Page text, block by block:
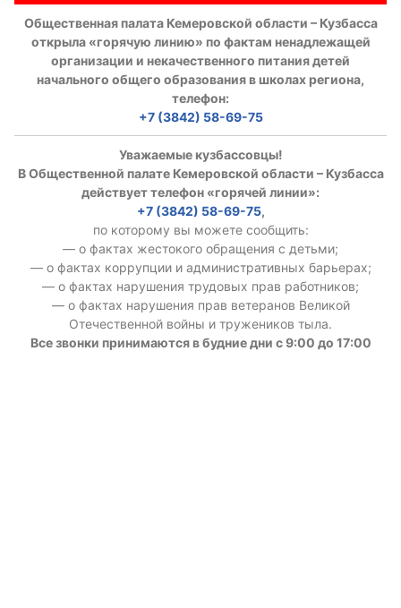
Общественная палата Кемеровской области – Кузбасса
открыла «горячую линию» по фактам ненадлежащей
организации и некачественного питания детей
начального общего образования в школах региона,
телефон:
+7 (3842) 58-69-75
Уважаемые кузбассовцы!
В Общественной палате Кемеровской области – Кузбасса
действует телефон «горячей линии»:
+7 (3842) 58-69-75,
по которому вы можете сообщить:
— о фактах жестокого обращения с детьми;
— о фактах коррупции и административных барьерах;
— о фактах нарушения трудовых прав работников;
— о фактах нарушения прав ветеранов Великой
Отечественной войны и тружеников тыла.
Все звонки принимаются в будние дни с 9:00 до 17:00